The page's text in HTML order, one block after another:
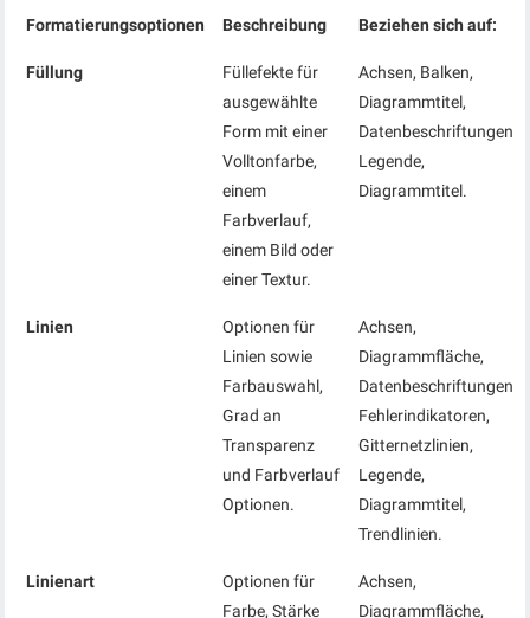
Formatierungsoptionen Beschreibung Beziehen sich auf:
Füllung
Füllefekte für
ausgewählte
Form mit einer
Volltonfarbe,
einem
Farbverlauf,
einem Bild oder
einer Textur.
Achsen, Balken,
Diagrammtitel,
Datenbeschriftungen,
Legende,
Diagrammtitel.
Linien
Optionen für
Linien sowie
Farbauswahl,
Grad an
Transparenz
und Farbverlauf
Optionen.
Achsen,
Diagrammfläche,
Datenbeschriftungen,
Fehlerindikatoren,
Gitternetzlinien,
Legende,
Diagrammtitel,
Trendlinien.
Linienart
Optionen für
Farbe, Stärke
Achsen,
Diagrammfläche,